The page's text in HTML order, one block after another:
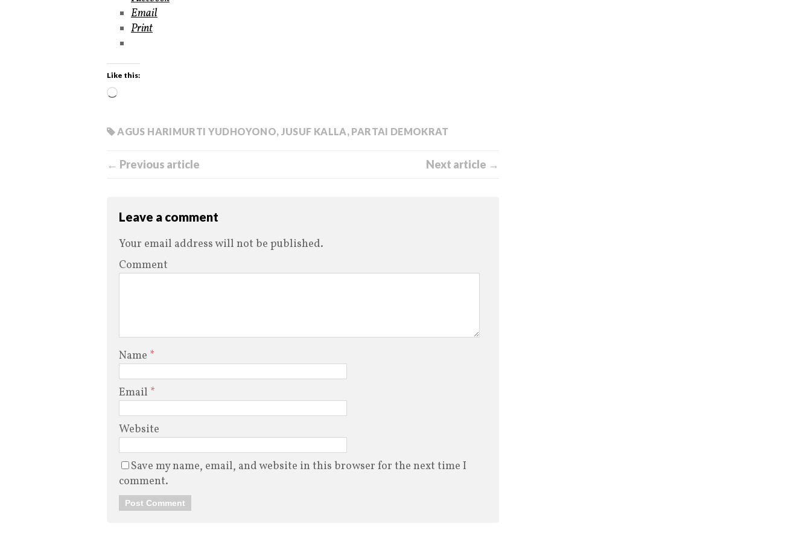
Email
Print
Like this:
AGUS HARIMURTI YUDHOYONO, JUSUF KALLA, PARTAI DEMOKRAT
← Previous article Next article →
Leave a comment
Your email address will not be published.
Comment
Name *
Email *
Website
Save my name, email, and website in this browser for the next time I
comment.